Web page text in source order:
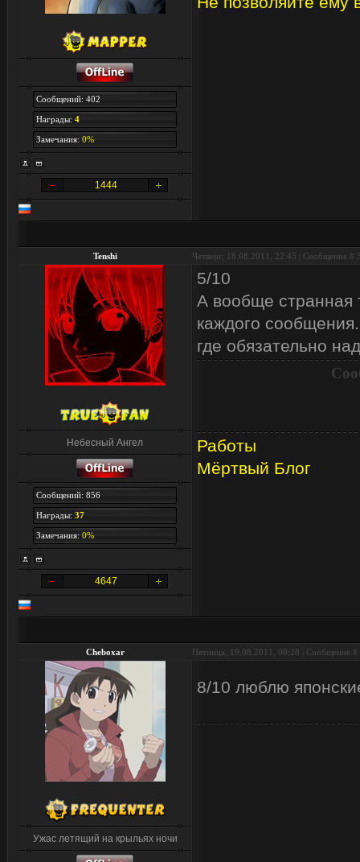
Сообщений: 402
Награды: 4
Замечания: 0%
1444
Tenshi Четверг, 18.08.2011, 22:45 | Сообщение #
Небесный Ангел
Сообщений: 856
Награды: 37
Замечания: 0%
4647
5/10
А вообще
каждого
где обязательно
Работы
Мёртвый Блог
Cheboxar Пятница, 19.08.2011, 00:28 | Сообщение #
Ужас летящий на крыльях ночи
8/10 люблю